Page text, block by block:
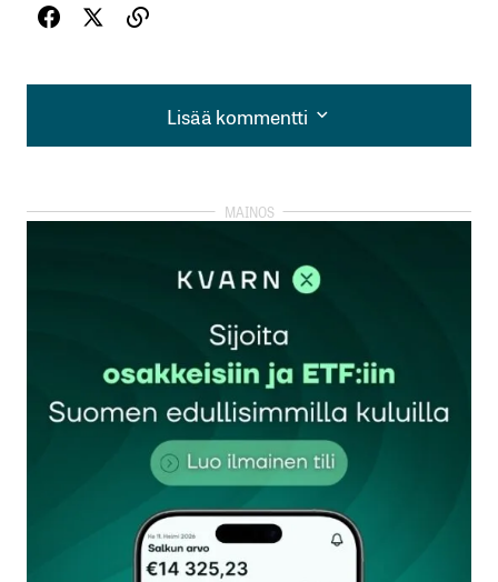
Lisää kommentti
Lisää kommentti
kirjautua
rekisteröityä
Sähköpostiosoitettasi ei julkaista.Pakolliset
kentät on merkitty*
Kommentti*